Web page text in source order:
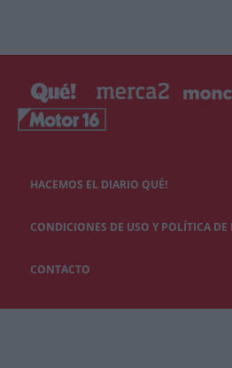
HACEMOS EL DIARIO QUÉ!
CONDICIONES DE USO Y POLÍTICA DE
CONTACTO